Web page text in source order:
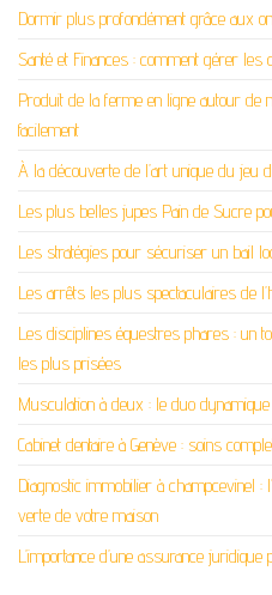
Dormir plus profondément grâce aux
Santé et Finances : comment gérer
Produit de la ferme en ligne autour de
facilement
À la découverte de l’art unique du jeu
Les plus belles jupes Pain de Sucre
Les stratégies pour sécuriser un bail
Les arrêts les plus spectaculaires de
Les disciplines équestres phares : un
les plus prisées
Musculation à deux : le duo
Cabinet dentaire à Genève : soins
Diagnostic immobilier à champcevinel
verte de votre maison
L’importance d’une assurance